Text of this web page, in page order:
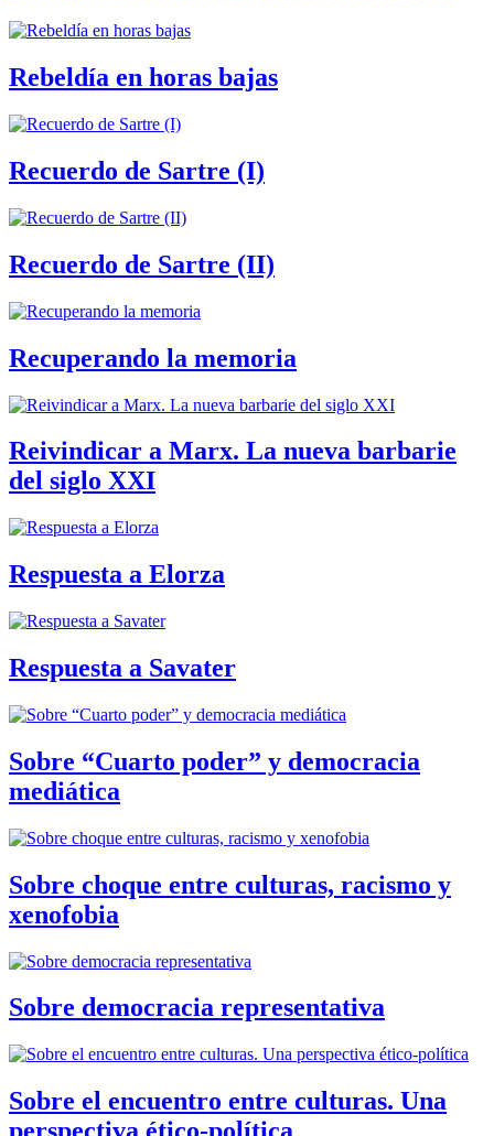
Rebeldía en horas bajas
Recuerdo de Sartre (I)
Recuerdo de Sartre (II)
Recuperando la memoria
Reivindicar a Marx. La nueva barbarie
del siglo XXI
Respuesta a Elorza
Respuesta a Savater
Sobre “Cuarto poder” y democracia
mediática
Sobre choque entre culturas, racismo y
xenofobia
Sobre democracia representativa
Sobre el encuentro entre culturas. Una